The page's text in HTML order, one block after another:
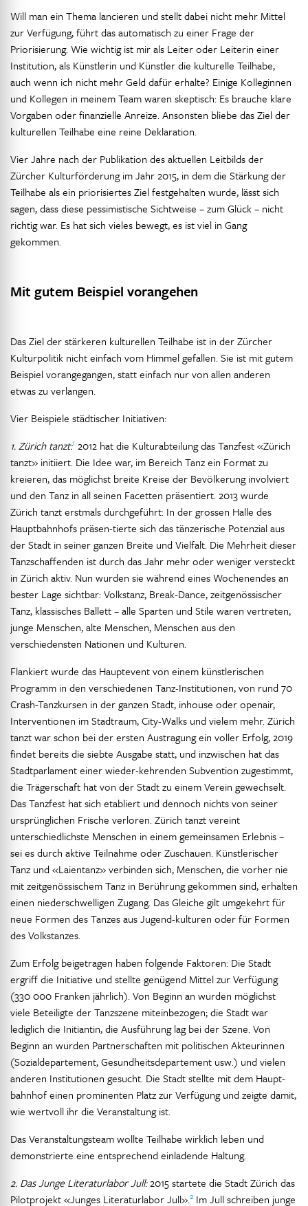
Will man ein Thema lancieren und stellt dabei nicht mehr Mittel
zur Verfügung, führt das automatisch zu einer Frage der
Priorisierung. Wie wichtig ist mir als Leiter oder Leiterin einer
Institution, als Künstlerin und Künstler die kulturelle Teilhabe,
auch wenn ich nicht mehr Geld dafür erhalte? Einige Kolleginnen
und Kollegen in meinem Team waren skeptisch: Es brauche klare
Vorgaben oder finanzielle Anreize. Ansonsten bliebe das Ziel der
kulturellen Teilhabe eine reine Deklaration.
Vier Jahre nach der Publikation des aktuellen Leitbilds der
Zürcher Kulturförderung im Jahr 2015, in dem die Stärkung der
Teilhabe als ein priorisiertes Ziel festgehalten wurde, lässt sich
sagen, dass diese pessimistische Sichtweise – zum Glück – nicht
richtig war. Es hat sich vieles bewegt, es ist viel in Gang
gekommen.
Mit gutem Beispiel vorangehen
Das Ziel der stärkeren kulturellen Teilhabe ist in der Zürcher
Kulturpolitik nicht einfach vom Himmel gefallen. Sie ist mit gutem
Beispiel vorangegangen, statt einfach nur von allen anderen
etwas zu verlangen.
Vier Beispiele städtischer Initiativen:
1. Zürich tanzt:1 2012 hat die Kulturabteilung das Tanzfest «Zürich
tanzt» initiiert. Die Idee war, im Bereich Tanz ein Format zu
kreieren, das möglichst breite Kreise der Bevölkerung involviert
und den Tanz in all seinen Facetten präsentiert. 2013 wurde
Zürich tanzt erstmals durchgeführt: In der grossen Halle des
Hauptbahnhofs präsen-tierte sich das tänzerische Potenzial aus
der Stadt in seiner ganzen Breite und Vielfalt. Die Mehrheit dieser
Tanzschaffenden ist durch das Jahr mehr oder weniger versteckt
in Zürich aktiv. Nun wurden sie während eines Wochenendes an
bester Lage sichtbar: Volkstanz, Break-Dance, zeitgenössischer
Tanz, klassisches Ballett – alle Sparten und Stile waren vertreten,
junge Menschen, alte Menschen, Menschen aus den
verschiedensten Nationen und Kulturen.
Flankiert wurde das Hauptevent von einem künstlerischen
Programm in den verschiedenen Tanz-Institutionen, von rund 70
Crash-Tanzkursen in der ganzen Stadt, inhouse oder openair,
Interventionen im Stadtraum, City-Walks und vielem mehr. Zürich
tanzt war schon bei der ersten Austragung ein voller Erfolg, 2019
findet bereits die siebte Ausgabe statt, und inzwischen hat das
Stadtparlament einer wieder-kehrenden Subvention zugestimmt,
die Trägerschaft hat von der Stadt zu einem Verein gewechselt.
Das Tanzfest hat sich etabliert und dennoch nichts von seiner
ursprünglichen Frische verloren. Zürich tanzt vereint
unterschiedlichste Menschen in einem gemeinsamen Erlebnis –
sei es durch aktive Teilnahme oder Zuschauen. Künstlerischer
Tanz und «Laientanz» verbinden sich, Menschen, die vorher nie
mit zeitgenössischem Tanz in Berührung gekommen sind, erhalten
einen niederschwelligen Zugang. Das Gleiche gilt umgekehrt für
neue Formen des Tanzes aus Jugend-kulturen oder für Formen
des Volkstanzes.
Zum Erfolg beigetragen haben folgende Faktoren: Die Stadt
ergriff die Initiative und stellte genügend Mittel zur Verfügung
(330 000 Franken jährlich). Von Beginn an wurden möglichst
viele Beteiligte der Tanzszene miteinbezogen; die Stadt war
lediglich die Initiantin, die Ausführung lag bei der Szene. Von
Beginn an wurden Partnerschaften mit politischen Akteurinnen
(Sozialdepartement, Gesundheitsdepartement usw.) und vielen
anderen Institutionen gesucht. Die Stadt stellte mit dem Haupt-
bahnhof einen prominenten Platz zur Verfügung und zeigte damit,
wie wertvoll ihr die Veranstaltung ist.
Das Veranstaltungsteam wollte Teilhabe wirklich leben und
demonstrierte eine entsprechend einladende Haltung.
2. Das Junge Literaturlabor Jull:2015 startete die Stadt Zürich das
Pilotprojekt «Junges Literaturlabor Jull».2 Im Jull schreiben junge